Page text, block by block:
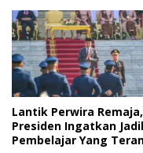
Lantik Perwira Remaja,
Presiden Ingatkan
Pembelajar Yang